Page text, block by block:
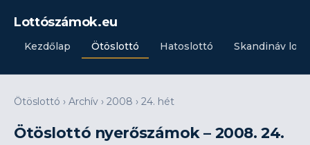
Lottószámok.eu
Kezdőlap Ötöslottó Hatoslottó Skandináv
Ötöslottó › Archív › 2008 › 24. hét
Ötöslottó nyerőszámok – 2008. 24.